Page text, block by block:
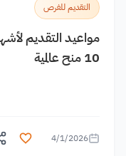
التقديم للفرص
مواعيد التقديم
10 منح عالمية
4/1/2026